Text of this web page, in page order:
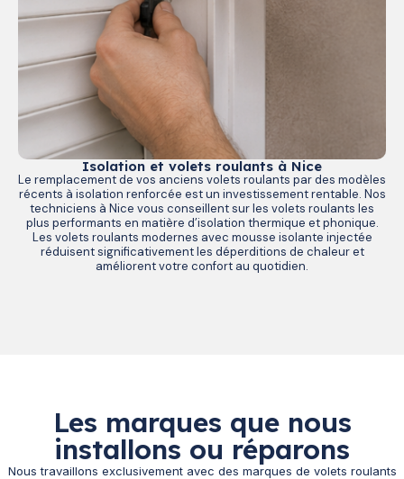
Isolation et volets roulants à Nice
Le remplacement de vos anciens volets roulants par des modèles
récents à isolation renforcée est un investissement rentable. Nos
techniciens à Nice vous conseillent sur les volets roulants les
plus performants en matière d’isolation thermique et phonique.
Les volets roulants modernes avec mousse isolante injectée
réduisent significativement les déperditions de chaleur et
améliorent votre confort au quotidien.
Les marques que nous
installons ou réparons
Nous travaillons exclusivement avec des marques de volets roulants